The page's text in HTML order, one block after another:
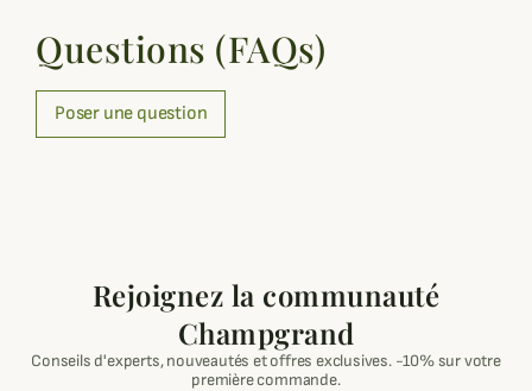
Questions (FAQs)
Poser une question
Rejoignez la communauté
Champgrand
Conseils d'experts, nouveautés et offres exclusives. -10% sur votre
première commande.